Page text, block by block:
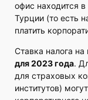
офис находится
Турции (то есть
платить
Ставка налога
для 2023 года.
для страховых
институтов)